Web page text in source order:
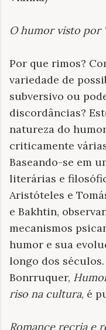
O humor visto por
Por que rimos?
variedade de
subversivo ou
discordâncias?
natureza do
criticamente
Baseando-se em
literárias e
Aristóteles e
e Bakhtin,
mecanismos
humor e sua
longo dos
Bonrruquer,
riso na cultura, é
Romance recria e